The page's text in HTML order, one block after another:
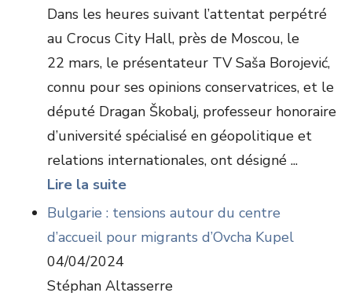
Dans les heures suivant l’attentat perpétré
au Crocus City Hall, près de Moscou, le
22 mars, le présentateur TV Saša Borojević,
connu pour ses opinions conservatrices, et le
député Dragan Škobalj, professeur honoraire
d’université spécialisé en géopolitique et
relations internationales, ont désigné ...
Lire la suite
Bulgarie : tensions autour du centre
d’accueil pour migrants d’Ovcha Kupel
04/04/2024
Stéphan Altasserre